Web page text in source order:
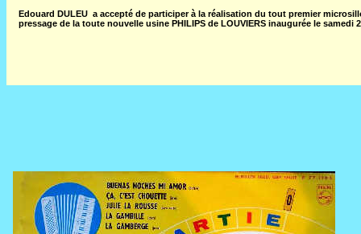
Edouard DULEU a accepté de participer à la réalisation du tout premier
pressage de la toute nouvelle usine PHILIPS de LOUVIERS inaugurée le samedi